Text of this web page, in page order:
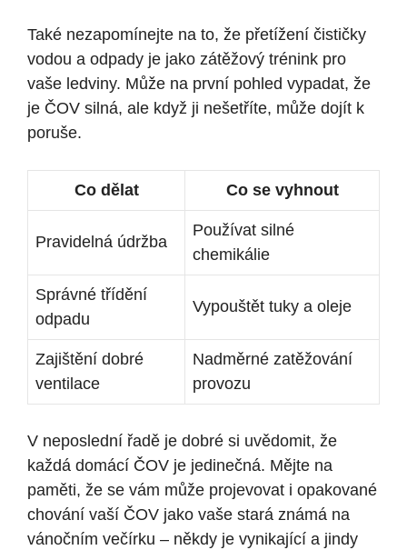
Také nezapomínejte na to, že přetížení čističky
vodou a odpady je jako zátěžový trénink pro
vaše ledviny. Může na první pohled vypadat, že
je ČOV silná, ale když ji nešetříte, může dojít k
poruše.
Co dělat Co se vyhnout
Pravidelná údržba
Používat silné
chemikálie
Správné třídění
odpadu
Vypouštět tuky a oleje
Zajištění dobré
ventilace
Nadměrné zatěžování
provozu
V neposlední řadě je dobré si uvědomit, že
každá domácí ČOV je jedinečná. Mějte na
paměti, že se vám může projevovat i opakované
chování vaší ČOV jako vaše stará známá na
vánočním večírku – někdy je vynikající a jindy